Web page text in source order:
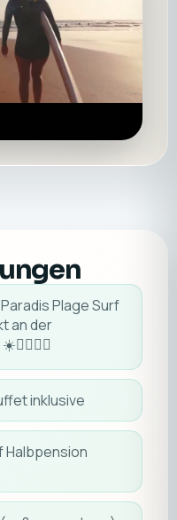
Plage Surf
an der
inklusive
Halbpension